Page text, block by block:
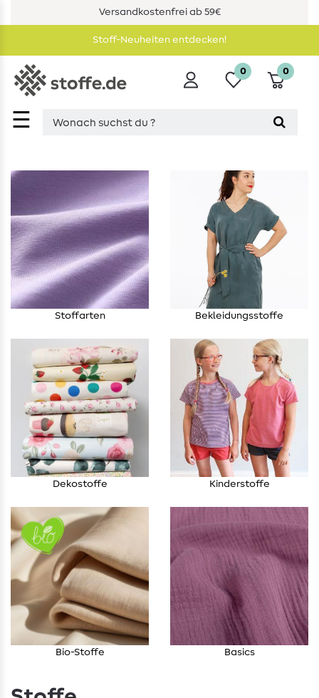
Versandkostenfrei ab 59€
Stoff-Neuheiten entdecken!
☰
0 0
Stoffarten Bekleidungsstoffe
Dekostoffe Kinderstoffe
Bio-Stoffe Basics